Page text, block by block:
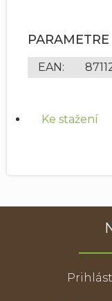
PARAMETRE
EAN:
Ke stažení